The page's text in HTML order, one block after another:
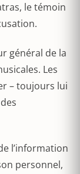
le témoin
général de la
Les
– toujours lui
l’information
personnel,